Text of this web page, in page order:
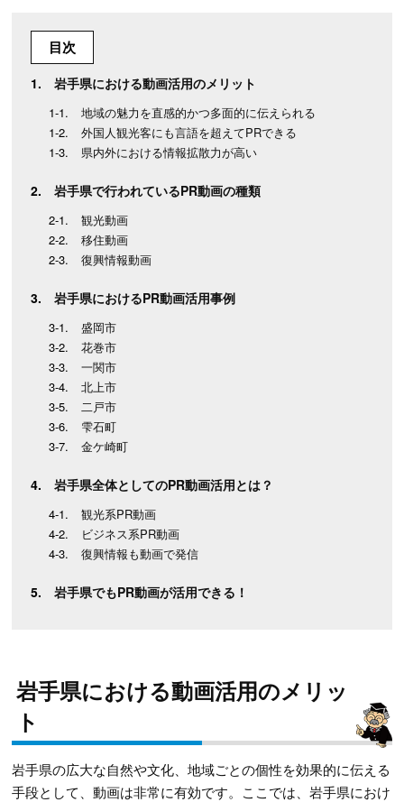
目次
岩手県における動画活用のメリット
地域の魅力を直感的かつ多面的に伝えられる
外国人観光客にも言語を超えてPRできる
県内外における情報拡散力が高い
岩手県で行われているPR動画の種類
観光動画
移住動画
復興情報動画
岩手県におけるPR動画活用事例
盛岡市
花巻市
一関市
北上市
二戸市
雫石町
金ケ崎町
岩手県全体としてのPR動画活用とは？
観光系PR動画
ビジネス系PR動画
復興情報も動画で発信
岩手県でもPR動画が活用できる！
岩手県における動画活用のメリッ
ト
岩手県の広大な自然や文化、地域ごとの個性を効果的に伝える
手段として、動画は非常に有効です。ここでは、岩手県におけ